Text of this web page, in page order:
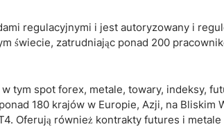
regulacyjnymi i jest autoryzowany i
świecie, zatrudniając ponad 200
tym spot forex, metale, towary, indeksy,
180 krajów w Europie, Azji, na Bliskim
Oferują również kontrakty futures i metale